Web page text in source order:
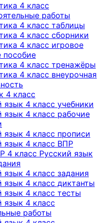
4 класс
работы
4 класс таблицы
4 класс сборники
4 класс игровое
пособие
4 класс тренажёры
4 класс внеурочная
4 класс
язык 4 класс учебники
язык 4 класс рабочие
язык 4 класс прописи
язык 4 класс ВПР
4 класс Русский язык
язык 4 класс задания
язык 4 класс диктанты
язык 4 класс тесты
язык 4 класс
работы